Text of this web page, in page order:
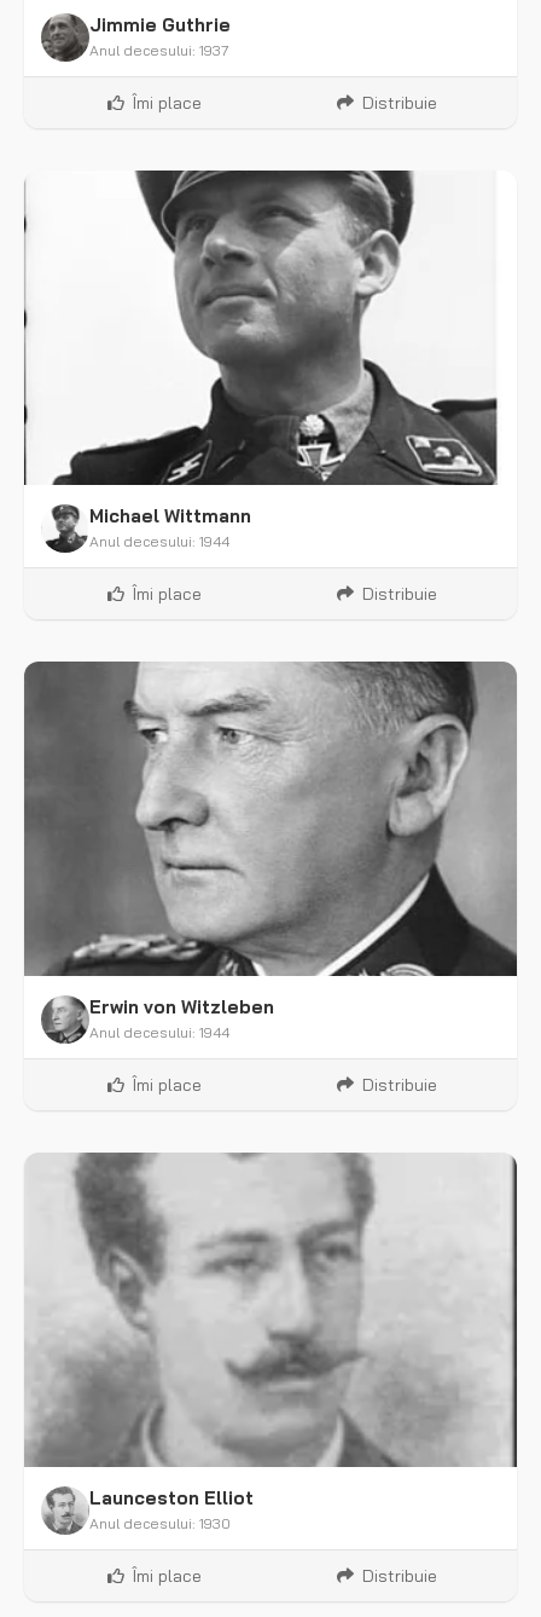
Jimmie Guthrie
Anul decesului: 1937
Îmi place Distribuie
Michael Wittmann
Anul decesului: 1944
Îmi place Distribuie
Erwin von Witzleben
Anul decesului: 1944
Îmi place Distribuie
Launceston Elliot
Anul decesului: 1930
Îmi place Distribuie